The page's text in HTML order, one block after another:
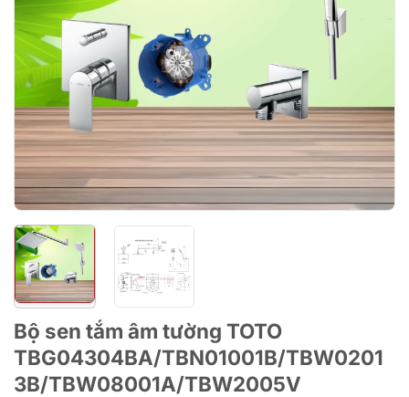
Bộ sen tắm âm tường TOTO
TBG04304BA/TBN01001B/TBW0201
3B/TBW08001A/TBW2005V